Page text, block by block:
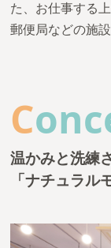
た、お仕事する
郵便局などの施
C
温かみと洗練
「ナチュラル